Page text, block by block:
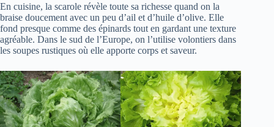
En cuisine, la scarole révèle toute sa richesse quand on la
braise doucement avec un peu d’ail et d’huile d’olive. Elle
fond presque comme des épinards tout en gardant une texture
agréable. Dans le sud de l’Europe, on l’utilise volontiers dans
les soupes rustiques où elle apporte corps et saveur.